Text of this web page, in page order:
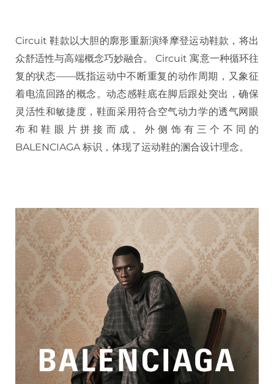
Circuit 鞋款以大胆的廓形重新演绎摩登运动鞋款，将出
众舒适性与高端概念巧妙融合。 Circuit 寓意一种循环往
复的状态——既指运动中不断重复的动作周期，又象征
着电流回路的概念。动态感鞋底在脚后跟处突出，确保
灵活性和敏捷度，鞋面采用符合空气动力学的透气网眼
布和鞋眼片拼接而成。外侧饰有三个不同的
BALENCIAGA 标识，体现了运动鞋的溷合设计理念。